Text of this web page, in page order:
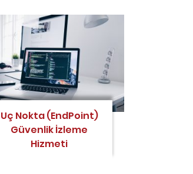
Uç Nokta (EndPoint)
Güvenlik İzleme
Hizmeti